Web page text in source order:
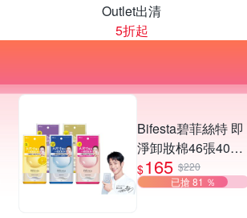
Outlet出清
5折起
Bifesta碧菲絲特 即
淨卸妝棉46張40張
入(5款任選)
$165 $220
已搶 81 ％